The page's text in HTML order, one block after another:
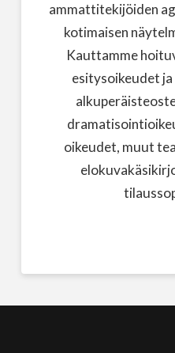
ammattitekijöiden
kotimaisen
Kauttamme
esitysoikeudet
oikeudet, muut